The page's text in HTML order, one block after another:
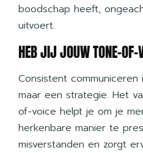
boodschap heeft,
uitvoert.
HEB JIJ JOUW TONE-OF-
Consistent
maar een strategie. Het
of-voice helpt je om je
herkenbare manier te
misverstanden en zorgt